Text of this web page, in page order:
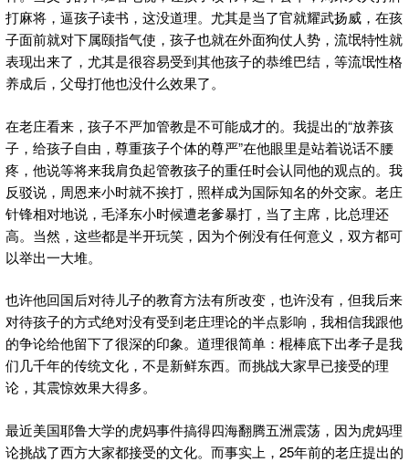
打麻将，逼孩子读书，这没道理。尤其是当了官就耀武扬威，在孩
子面前就对下属颐指气使，孩子也就在外面狗仗人势，流氓特性就
表现出来了，尤其是很容易受到其他孩子的恭维巴结，等流氓性格
养成后，父母打他也没什么效果了。
在老庄看来，孩子不严加管教是不可能成才的。我提出的“放养孩
子，给孩子自由，尊重孩子个体的尊严”在他眼里是站着说话不腰
疼，他说等将来我肩负起管教孩子的重任时会认同他的观点的。我
反驳说，周恩来小时就不挨打，照样成为国际知名的外交家。老庄
针锋相对地说，毛泽东小时候遭老爹暴打，当了主席，比总理还
高。当然，这些都是半开玩笑，因为个例没有任何意义，双方都可
以举出一大堆。
也许他回国后对待儿子的教育方法有所改变，也许没有，但我后来
对待孩子的方式绝对没有受到老庄理论的半点影响，我相信我跟他
的争论给他留下了很深的印象。道理很简单：棍棒底下出孝子是我
们几千年的传统文化，不是新鲜东西。而挑战大家早已接受的理
论，其震惊效果大得多。
最近美国耶鲁大学的虎妈事件搞得四海翻腾五洲震荡，因为虎妈理
论挑战了西方大家都接受的文化。而事实上，25年前的老庄提出的